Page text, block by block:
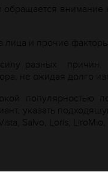
и прочие факторы.
разных
причин.
не ожидая долго
популярностью
указать
Salvo Loris LiroMio